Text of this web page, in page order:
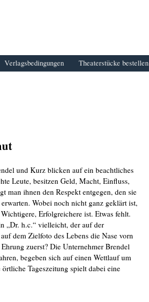
Verlagsbedingungen Theaterstücke bestellen
und Kurz blicken auf ein beachtliches
Leute, besitzen Geld, Macht, Einfluss,
man ihnen den Respekt entgegen, den sie
Wobei noch nicht ganz geklärt ist,
Erfolgreichere ist. Etwas fehlt.
„Dr. h.c.“ vielleicht, der auf der
dem Zielfoto des Lebens die Nase vorn
zuerst? Die Unternehmer Brendel
begeben sich auf einen Wettlauf um
Tageszeitung spielt dabei eine